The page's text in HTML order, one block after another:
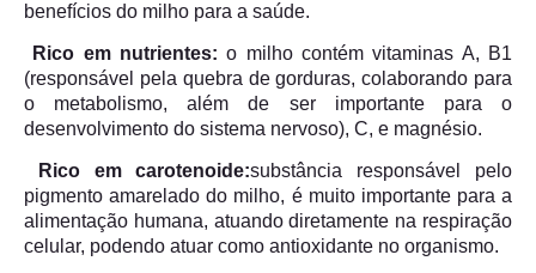
benefícios do milho para a saúde.
Rico em nutrientes: o milho contém vitaminas A, B1
(responsável pela quebra de gorduras, colaborando para
o metabolismo, além de ser importante para o
desenvolvimento do sistema nervoso), C, e magnésio.
Rico em carotenoide:substância responsável pelo
pigmento amarelado do milho, é muito importante para a
alimentação humana, atuando diretamente na respiração
celular, podendo atuar como antioxidante no organismo.